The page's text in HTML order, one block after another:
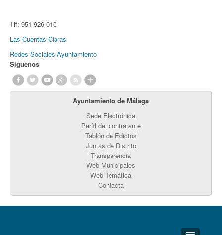
Tlf: 951 926 010
Las Cuentas Claras
Redes Sociales Ayuntamiento
Síguenos
Ayuntamiento de Málaga
Sede Electrónica
Perfil del contratante
Tablón de Edictos
Juntas de Distrito
Transparencia
Web Municipales
Web Temática
Contacta